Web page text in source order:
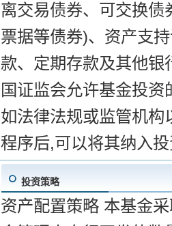
离交易债券、可交换
票据等债券)、资产支
款、定期存款及其他
国证监会允许基金投
如法律法规或监管机
程序后,可以将其纳入
投资策略
资产配置策略 本基金